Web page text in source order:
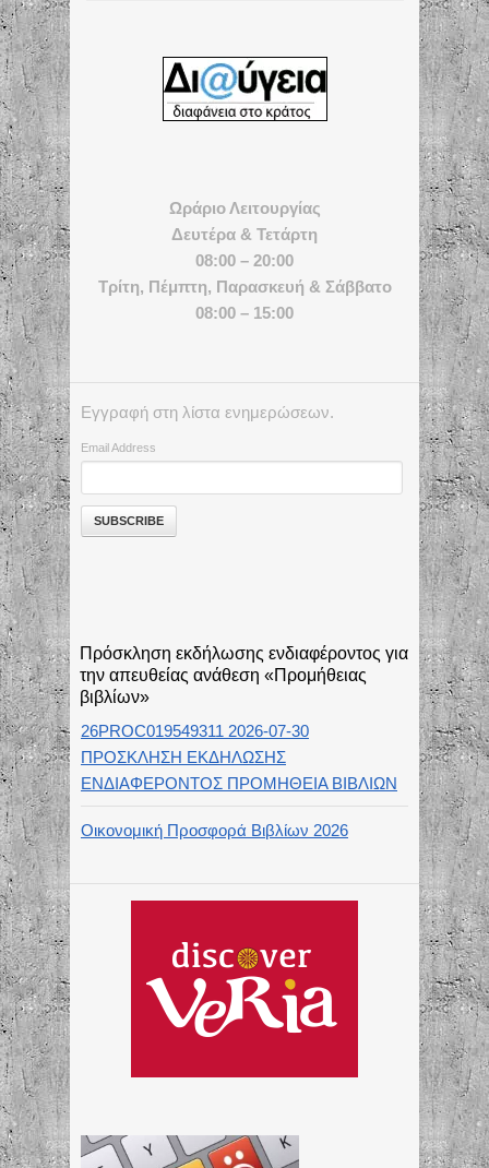
Ωράριο Λειτουργίας
Δευτέρα & Τετάρτη
08:00 – 20:00
Τρίτη, Πέμπτη, Παρασκευή & Σάββατο
08:00 – 15:00
Εγγραφή στη λίστα ενημερώσεων.
Email Address
Πρόσκληση εκδήλωσης ενδιαφέροντος για
την απευθείας ανάθεση «Προμήθειας
βιβλίων»
26PROC019549311 2026-07-30
ΠΡΟΣΚΛΗΣΗ ΕΚΔΗΛΩΣΗΣ
ΕΝΔΙΑΦΕΡΟΝΤΟΣ ΠΡΟΜΗΘΕΙΑ ΒΙΒΛΙΩΝ
Οικονομική Προσφορά Βιβλίων 2026